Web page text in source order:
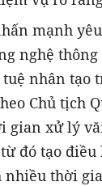
mạnh
nghệ
nhân tạo
Chủ tịch
gian xử lý
đó tạo điều
nhiều thời